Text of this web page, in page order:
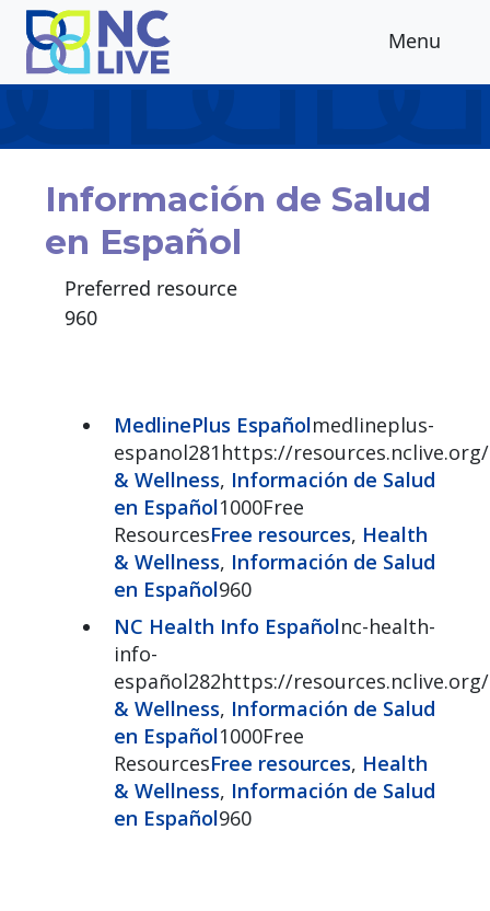
Skip to main content
Menu
Información de Salud
en Español
Preferred resource
960
MedlinePlus Españolmedlineplus-
espanol281https://
& Wellness, Información de Salud
en Español1000Free
ResourcesFree resources, Health
& Wellness, Información de Salud
en Español960
NC Health Info Españolnc-health-
info-
español282https://
& Wellness, Información de Salud
en Español1000Free
ResourcesFree resources, Health
& Wellness, Información de Salud
en Español960